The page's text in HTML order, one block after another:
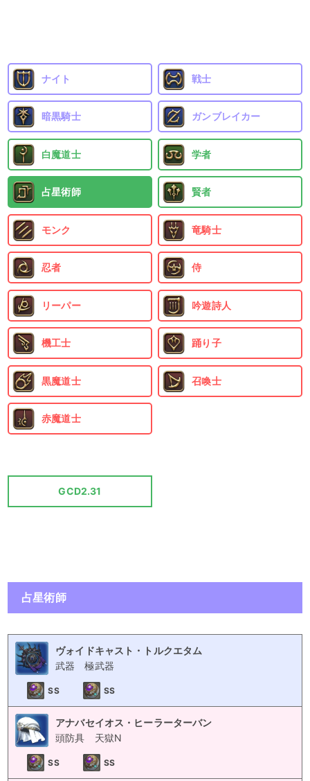
ナイト 戦士
暗黒騎士 ガンブレイカー
白魔道士 学者
占星術師 賢者
モンク 竜騎士
忍者 侍
リーパー 吟遊詩人
機工士 踊り子
黒魔道士 召喚士
赤魔道士
GCD2.31
占星術師
ヴォイドキャスト・トルクエタム
武器
極武器
SS SS
アナバセイオス・ヒーラーターバン
頭防具
天獄N
SS SS